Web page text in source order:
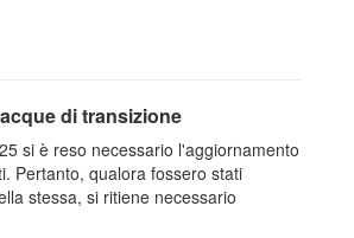
di transizione
si è reso necessario l'aggiornamento
Pertanto, qualora fossero stati
stessa, si ritiene necessario